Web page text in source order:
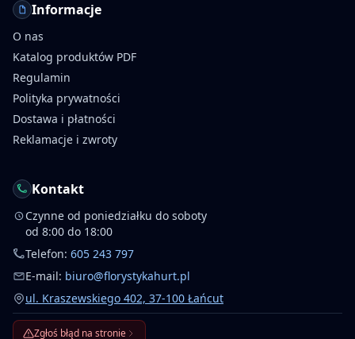
Informacje
O nas
Katalog produktów PDF
Regulamin
Polityka prywatności
Dostawa i płatności
Reklamacje i zwroty
Kontakt
Czynne od poniedziałku do soboty
od 8:00 do 18:00
Telefon: 605 243 797
E-mail: biuro@florystykahurt.pl
ul. Kraszewskiego 402, 37-100 Łańcut
Zgłoś błąd na stronie